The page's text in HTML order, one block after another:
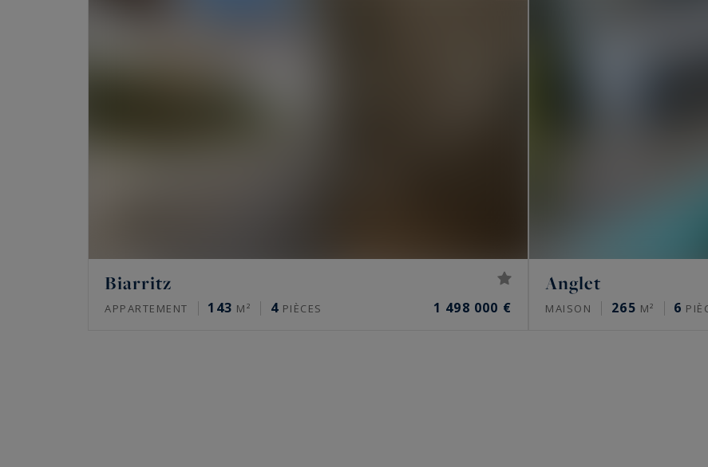
Biarritz
APPARTEMENT 143 M² 4 PIÈCES 1 498 000 €
Anglet
MAISON 265 M² 6